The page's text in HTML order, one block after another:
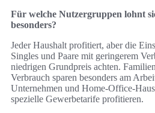
Für welche Nutzergruppen lohnt
besonders?
Jeder Haushalt profitiert, aber die
Singles und Paare mit geringerem
niedrigen Grundpreis achten.
Verbrauch sparen besonders am
Unternehmen und
spezielle Gewerbetarife profitieren.